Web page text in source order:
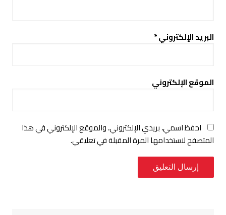
البريد الإلكتروني*
الموقع الإلكتروني
احفظ اسمي، بريدي الإلكتروني، والموقع الإلكتروني في هذا
المتصفح لاستخدامها المرة المقبلة في تعليقي.